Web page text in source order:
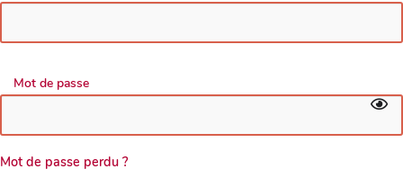
Mot de passe
Mot de passe perdu ?